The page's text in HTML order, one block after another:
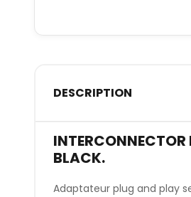
DESCRIPTION
BLACK.
Adaptateur plug and play